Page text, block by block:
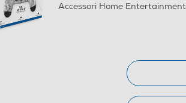
Accessori Home